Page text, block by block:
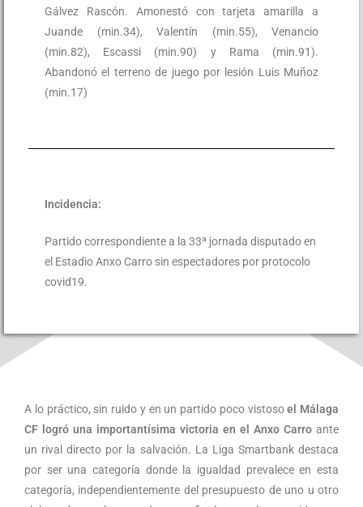
Gálvez Rascón. Amonestó con tarjeta amarilla a
Juande (min.34), Valentín (min.55), Venancio
(min.82), Escassi (min.90) y Rama (min.91).
Abandonó el terreno de juego por lesión Luis Muñoz
(min.17)
Incidencia:
Partido correspondiente a la 33ª jornada disputado en
el Estadio Anxo Carro sin espectadores por protocolo
covid19.
A lo práctico, sin ruido y en un partido poco vistosoel Málaga
CF logró una importantísima victoria en el Anxo Carro ante
un rival directo por la salvación. La Liga Smartbank destaca
por ser una categoría donde la igualdad prevalece en esta
categoría, independientemente del presupuesto de uno u otro